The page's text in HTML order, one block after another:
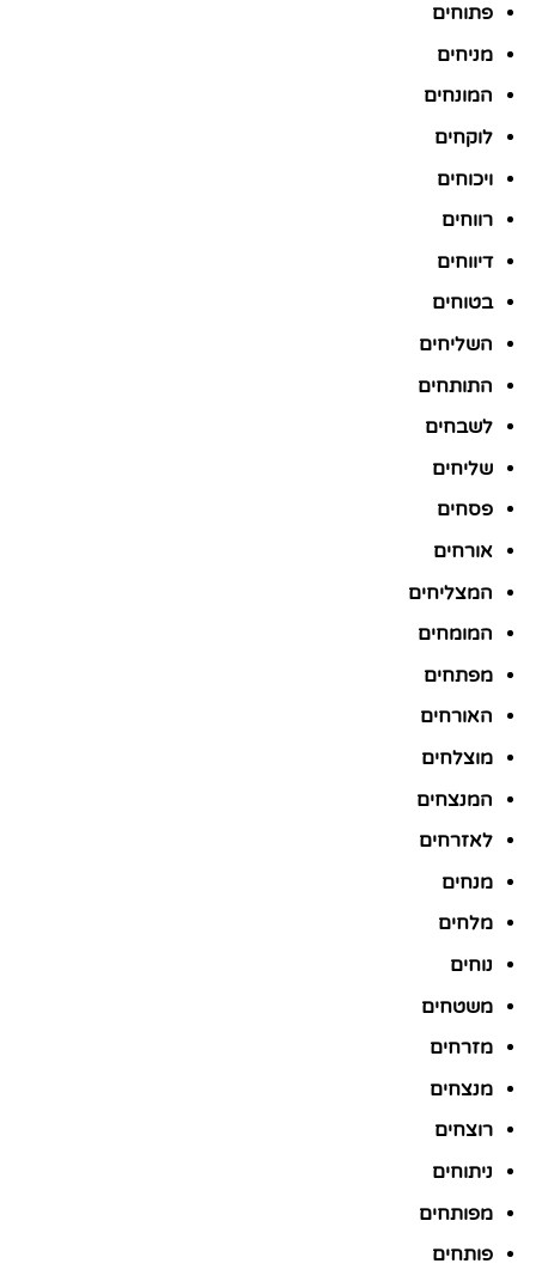
פתוחים
מניחים
המונחים
לוקחים
ויכוחים
רווחים
דיווחים
בטוחים
השליחים
התותחים
לשבחים
שליחים
פסחים
אורחים
המצליחים
המומחים
מפתחים
האורחים
מוצלחים
המנצחים
לאזרחים
מנחים
מלחים
נוחים
משטחים
מזרחים
מנצחים
רוצחים
ניתוחים
מפותחים
פותחים